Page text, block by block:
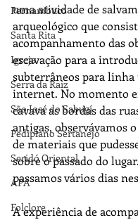
Pernambuco
Santa Rita
Igreja
Serra da Raiz
São José do Sabugí
Pediplano Sertanejo
Seridó Oriental
APA
Folclore
uma atividade de
arqueológico que
acompanhamento das
escavação para a
subterrâneos para linha
internet. No momento
cavava as bordas das
antigas, observávamos
de materiais que
sobre o passado do
passamos vários dias
A experiência de